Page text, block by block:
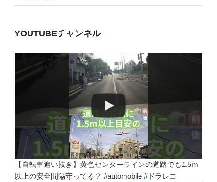
YOUTUBEチャンネル
【自転車追い抜き】黄色センターラインの道路でも1.5ｍ
以上の安全間隔守ってる？ #automobile #ドラレコ